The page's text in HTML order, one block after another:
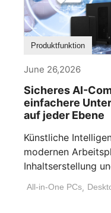
Produktfunktion
June 26,2026
Sicheres AI-
einfachere
auf jeder Ebene
Künstliche
modernen
Inhaltserstellung
All-in-One PCs,